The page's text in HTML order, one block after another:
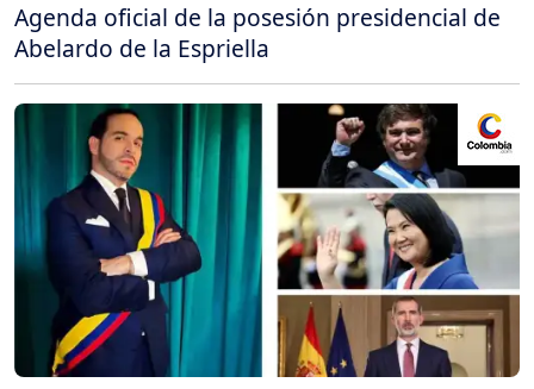
Agenda oficial de la posesión presidencial de
Abelardo de la Espriella